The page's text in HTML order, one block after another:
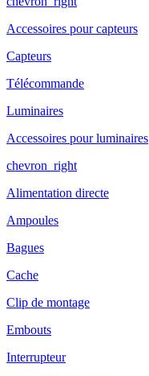
Accessoires pour capteurs
Capteurs
Télécommande
Luminaires
Accessoires pour luminaires
chevron_right
Alimentation directe
Ampoules
Bagues
Cache
Clip de montage
Embouts
Interrupteur